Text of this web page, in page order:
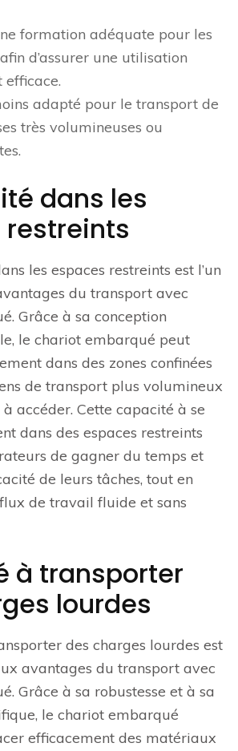
formation adéquate pour les
d’assurer une utilisation
efficace.
adapté pour le transport de
très volumineuses ou
dans les
les espaces restreints est l’un
du transport avec
Grâce à sa conception
le chariot embarqué peut
dans des zones confinées
de transport plus volumineux
accéder. Cette capacité à se
dans des espaces restreints
de gagner du temps et
de leurs tâches, tout en
de travail fluide et sans
à transporter
lourdes
des charges lourdes est
avantages du transport avec
Grâce à sa robustesse et à sa
le chariot embarqué
efficacement des matériaux